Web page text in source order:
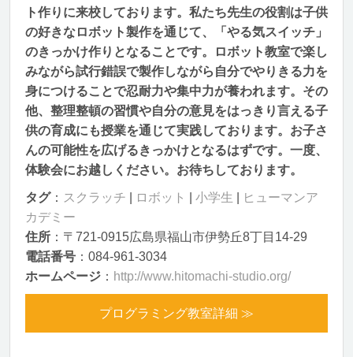
ト作りに来校しております。私たち先生の役割は子供
の好きなロボット製作を通じて、「やる気スイッチ」
のきっかけ作りとなることです。ロボット教室で楽し
みながら試行錯誤で製作しながら自分でやりきる力を
身につけることで忍耐力や集中力が養われます。その
他、整理整頓の習慣や自分の意見をはっきり言える子
供の育成にも授業を通じて実践しております。お子さ
んの可能性を広げるきっかけとなるはずです。一度、
体験会にお越しください。お待ちしております。
タグ： スクラッチ ロボット 小学生
ヒューマンア
カデミー
住所 ：〒721-0915広島県福山市伊勢丘8丁目14-29
電話番号 ：084-961-3034
ホームページ ： http://www.hitomachi-studio.org/
プログラミング教室詳細 ≫